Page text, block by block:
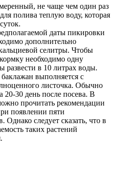
не чаще чем один раз
полива теплую воду, которая
даты пикировки
дополнительно
селитры. Чтобы
необходимо одну
развести в 10 литрах воды.
выполняется с
листочка. Обычно
20-30 день после посева. В
прочитать рекомендации
появлении пяти
Однако следует сказать, что в
таких растений